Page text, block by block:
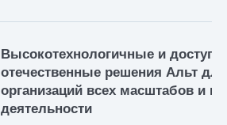
Высокотехнологичные и
отечественные решения Альт для
организаций всех масштабов и
деятельности